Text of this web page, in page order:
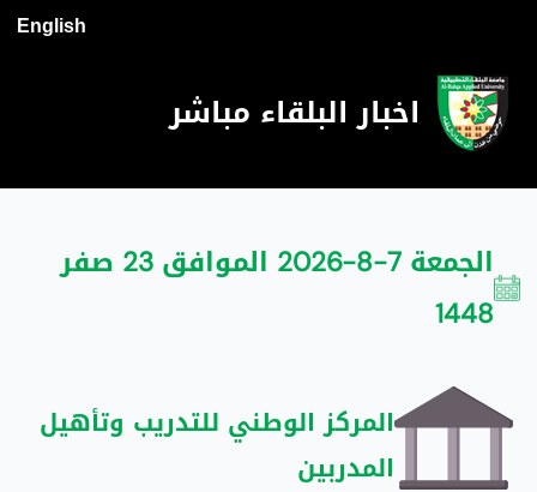
English
اخبار البلقاء مباشر
الجمعة 7-8-2026 الموافق 23 صفر
1448
المركز الوطني للتدريب وتأهيل
المدربين